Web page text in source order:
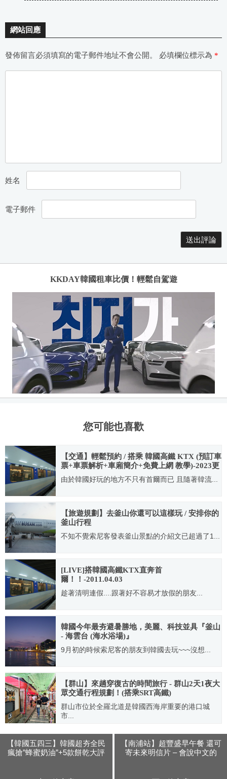
網站回應
發佈留言必須填寫的電子郵件地址不會公開。 必填欄位標示為 *
姓名
電子郵件
KKDAY韓國租車比價！輕鬆自駕遊
您可能也喜歡
【交通】輕鬆預約 / 搭乘 韓國高鐵 KTX (預訂車
票+車票解析+車廂簡介+免費上網 教學)-2023更
新版
由於韓國好玩的地方不只有首爾而已 且隨著韓流...
2011.05.04
【旅遊規劃】去釜山你還可以這樣玩 / 安排你的
釜山行程
不知不覺索尼客發表釜山景點的介紹文已超過了1...
2011.06.06
[LIVE]搭韓國高鐵KTX直奔首
爾！！-2011.04.03
趁著清明連假....跟著好不容易才放假的朋友...
2011.04.03
韓國今年最夯避暑勝地，美麗、科技並具『釜山
- 海雲台 (海水浴場)』
9月初的時候索尼客的朋友到韓國去玩~~~沒想...
2009.09.26
【群山】來趟穿復古的時間旅行 - 群山2天1夜大
眾交通行程規劃！(搭乘SRT高鐵)
群山市位於全羅北道是韓國西海岸重要的港口城
市...
【韓國五四三】韓國超夯全民
瘋搶”蜂蜜奶油”+5款餅乾大評
【南浦站】超豐盛早午餐 還可
寄未來明信片 – 會說中文的